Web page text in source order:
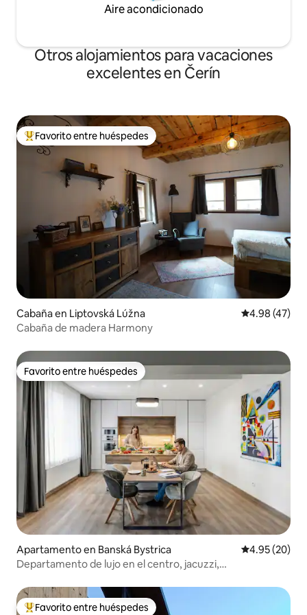
Aire acondicionado
Otros alojamientos para vacaciones
excelentes en Čerín
Favorito entre huéspedes preferido
Favorito entre huéspedes
Cabaña en Liptovská Lúžna Calificación
4.98 (47)
Cabaña de madera Harmony
Favorito entre huéspedes
Favorito entre huéspedes
Apartamento en Banská Bystrica Calificación
4.95 (20)
Departamento de lujo en el centro, jacuzzi,
Favorito entre huéspedes